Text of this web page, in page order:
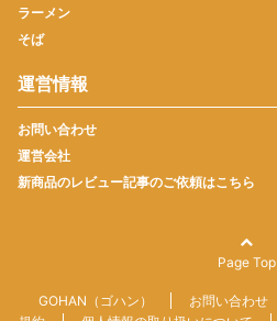
ラーメン
そば
運営情報
お問い合わせ
運営会社
新商品のレビュー記事のご依頼はこちら
Page Top
GOHAN（ゴハン） お問い合わせ